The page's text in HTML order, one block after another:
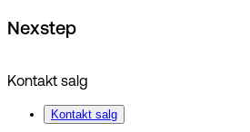
Nexstep
Kontakt salg
Kontakt salg